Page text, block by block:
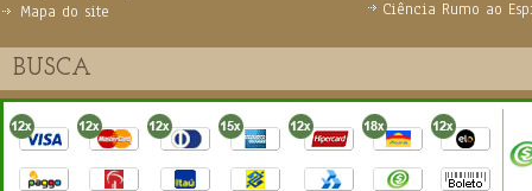
Ciência Rumo ao
Mapa do site